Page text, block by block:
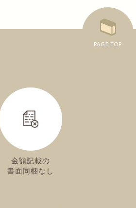
PAGE TOP
金額記載の
書面同梱なし